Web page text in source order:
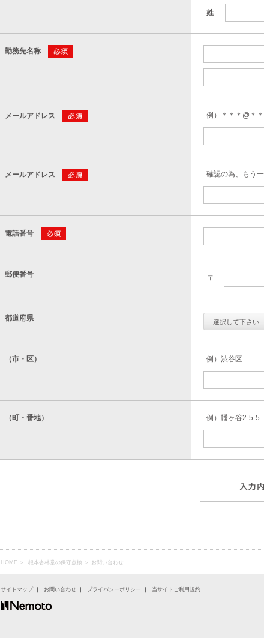
姓
勤務先名称
メールアドレス 例）＊＊＊@＊
メールアドレス 確認の為、もう
電話番号
郵便番号 〒
都道府県 選択して下さい
（市・区） 例）渋谷区
（町・番地） 例）幡ヶ谷2-5-5
HOME ＞ 根本杏林堂の保守点検 ＞ お問い合わせ
サイトマップ｜ お問い合わせ ｜ プライバシーポリシー ｜ 当サイトご利用規約